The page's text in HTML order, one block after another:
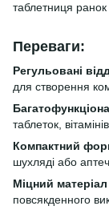
таблетниця
Переваги:
Регульовані
для створення
таблеток,
Компактний
шухляді або
Міцний матеріал
повсякденного